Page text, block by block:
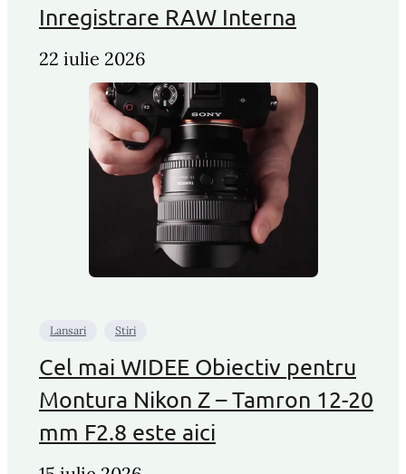
Inregistrare RAW Interna
22 iulie 2026
Lansari Stiri
Cel mai WIDEE Obiectiv pentru
Montura Nikon Z – Tamron 12-20
mm F2.8 este aici